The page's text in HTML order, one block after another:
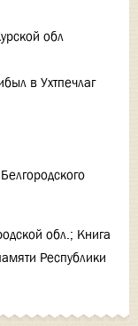
обл
в Ухтпечлаг
обл.; Книга
Республики